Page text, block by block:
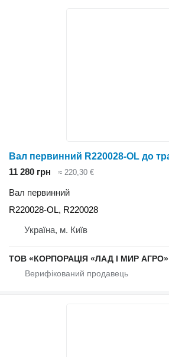
11 280 грн ≈ 220,30 €
Вал первинний
R220028-OL, R220028
Україна, м. Київ
ТОВ «КОРПОРАЦІЯ «ЛАД І МИР АГРО»